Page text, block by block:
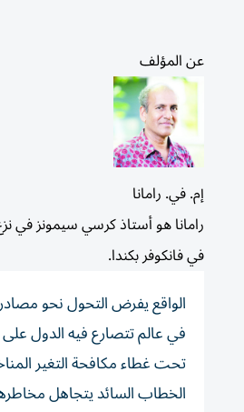
عن المؤلف
إم. في. رامانا
رامانا هو أستاذ كرسي سيمونز في
في فانكوفر بكندا.
الواقع يفرض التحول نحو مصادر
في عالم تتصارع فيه الدول على
تحت غطاء مكافحة التغير
الخطاب السائد يتجاهل